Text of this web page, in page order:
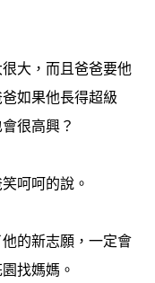
大，而且爸爸要他
如果他長得超級
很高興？
呵呵的說。
的新志願，一定會
找媽媽。